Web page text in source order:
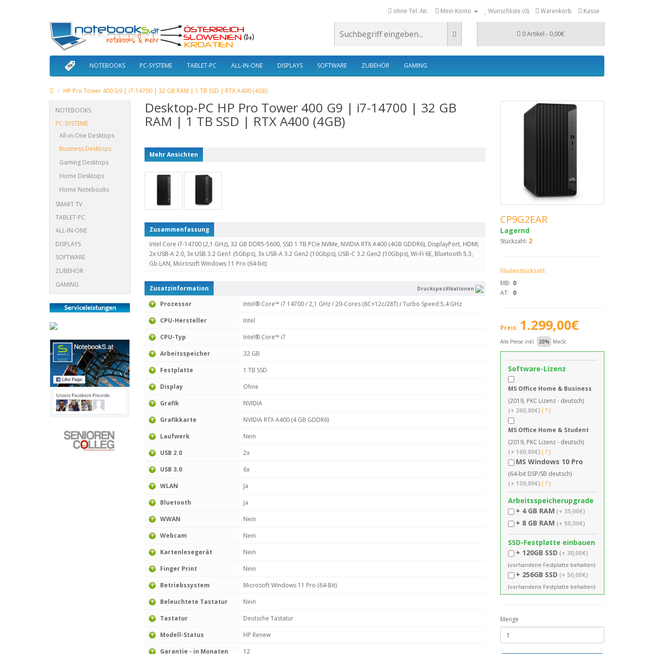
ohne Tel.-Nr. Mein Konto Wunschliste (0) Warenkorb Kasse
0 Artikel - 0,00€
NOTEBOOKS PC-SYSTEME TABLET-PC ALL-IN-ONE DISPLAYS SOFTWARE ZUBEHÖR GAMING
HP Pro Tower 400 G9 | i7-14700 | 32 GB RAM | 1 TB SSD | RTX A400 (4GB)
NOTEBOOKS
PC-SYSTEME
All-in-One Desktops
Business Desktops
Gaming Desktops
Home Desktops
Home Notebooks
SMART TV
TABLET-PC
ALL-IN-ONE
DISPLAYS
SOFTWARE
ZUBEHÖR
GAMING
Desktop-PC HP Pro Tower 400 G9 | i7-14700 | 32 GB
RAM | 1 TB SSD | RTX A400 (4GB)
Mehr Ansichten
Zusammenfassung
Intel Core i7-14700 (2,1 GHz), 32 GB DDR5-5600, SSD 1 TB PCIe NVMe, NVIDIA RTX A400 (4GB GDDR6), DisplayPort, HDMI,
2x USB-A 2.0, 3x USB 3.2 Gen1 (5Gbps), 3x USB-A 3.2 Gen2 (10Gbps), USB-C 3.2 Gen2 (10Gbps), Wi-Fi 6E, Bluetooth 5.3,
Gb LAN, Microsoft Windows 11 Pro (64-bit)
Zusatzinformation Druckspezifikationen
Prozessor
Intel® Core™ i7 14700 / 2,1 GHz / 20-Cores (8C+12c/28T) / Turbo Speed 5,4 GHz
CPU-Hersteller
Intel
CPU-Typ
Intel® Core™ i7
Arbeitsspeicher
32 GB
Festplatte
1 TB SSD
Display
Ohne
Grafik
NVIDIA
Grafikkarte
NVIDIA RTX A400 (4 GB GDDR6)
Laufwerk
Nein
USB 2.0
2x
USB 3.0
6x
WLAN
Ja
Bluetooth
Ja
WWAN
Nein
Webcam
Nein
Kartenlesegerät
Nein
Finger Print
Nein
Betriebssystem
Microsoft Windows 11 Pro (64-Bit)
Beleuchtete Tastatur
Nein
Tastatur
Deutsche Tastatur
Modell-Status
HP Renew
Garantie - in Monaten
12
CP9G2EAR
Lagernd
Stückzahl: 2
Filialenstückzahl:
MB: 0
AT: 0
Preis: 1.299,00€
Alle Preise inkl. 20% MwSt.
Software-Lizenz
MS Office Home & Business
(2019, PKC Lizenz - deutsch)
(+ 260,00€) ( ? )
MS Office Home & Student
(2019, PKC Lizenz - deutsch)
(+ 160,00€) ( ? )
MS Windows 10 Pro
(64-bit DSP/SB deutsch)
(+ 159,00€) ( ? )
Arbeitsspeicherupgrade
+ 4 GB RAM (+ 35,00€)
+ 8 GB RAM (+ 50,00€)
SSD-Festplatte einbauen
+ 120GB SSD (+ 30,00€)
(vorhandene Festplatte behalten)
+ 256GB SSD (+ 50,00€)
(vorhandene Festplatte behalten)
Menge